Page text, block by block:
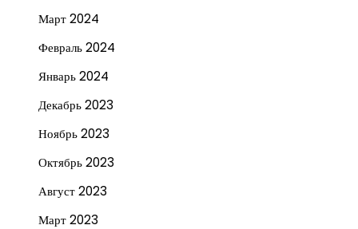
Март 2024
Февраль 2024
Январь 2024
Декабрь 2023
Ноябрь 2023
Октябрь 2023
Август 2023
Март 2023